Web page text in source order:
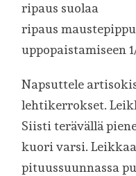
ripaus suolaa
ripaus
uppopaistamiseen
Napsuttele
lehtikerrokset.
Siisti terävällä
kuori varsi.
pituussuunnassa